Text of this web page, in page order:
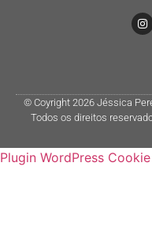
© Coyright 2026 Jéssica
Todos os direitos
Plugin WordPress